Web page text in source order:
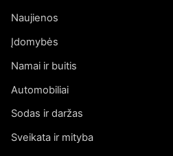
Naujienos
Įdomybės
Namai ir buitis
Automobiliai
Sodas ir daržas
Sveikata ir mityba